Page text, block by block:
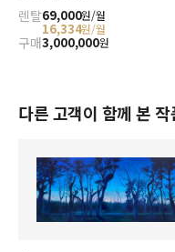
렌탈69,000원/월
16,334원/월
구매3,000,000원
다른 고객이 함께 본 작